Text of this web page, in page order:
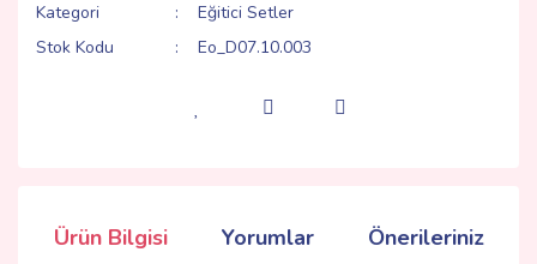
Kategori
Eğitici Setler
Stok Kodu
Eo_D07.10.003
Ürün Bilgisi Yorumlar Önerileriniz